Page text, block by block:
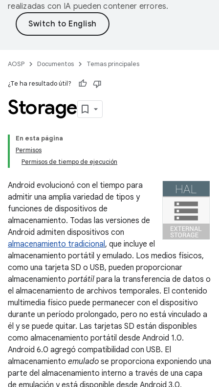
realizadas con IA pueden contener errores.
AOSP Documentos Temas principales
¿Te ha resultado útil?
Storage
En esta página
Permisos
Permisos de tiempo de ejecución
Android evolucionó con el tiempo para
admitir una amplia variedad de tipos y
funciones de dispositivos de
almacenamiento. Todas las versiones de
Android admiten dispositivos con
almacenamiento tradicional, que incluye el
almacenamiento portátil y emulado. Los medios físicos,
como una tarjeta SD o USB, pueden proporcionar
almacenamiento portátil para la transferencia de datos o
el almacenamiento de archivos temporales. El contenido
multimedia físico puede permanecer con el dispositivo
durante un período prolongado, pero no está vinculado a
él y se puede quitar. Las tarjetas SD están disponibles
como almacenamiento portátil desde Android 1.0.
Android 6.0 agregó compatibilidad con USB. El
almacenamiento emulado se proporciona exponiendo una
parte del almacenamiento interno a través de una capa
de emulación y está disponible desde Android 3.0.